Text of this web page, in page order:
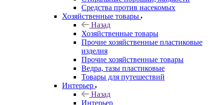
Средства против насекомых
Хозяйственные товары
Назад
Хозяйственные товары
Прочие хозяйственные пластиковые
изделия
Прочие хозяйственные товары
Ведра, тазы пластиковые
Товары для путешествий
Интерьер
Назад
Интерьер